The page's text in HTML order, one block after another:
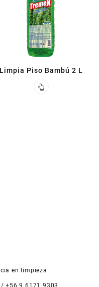
Limpia Piso Bambú 2 L
en limpieza